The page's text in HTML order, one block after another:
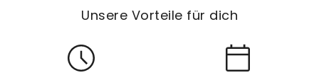
Unsere Vorteile für dich